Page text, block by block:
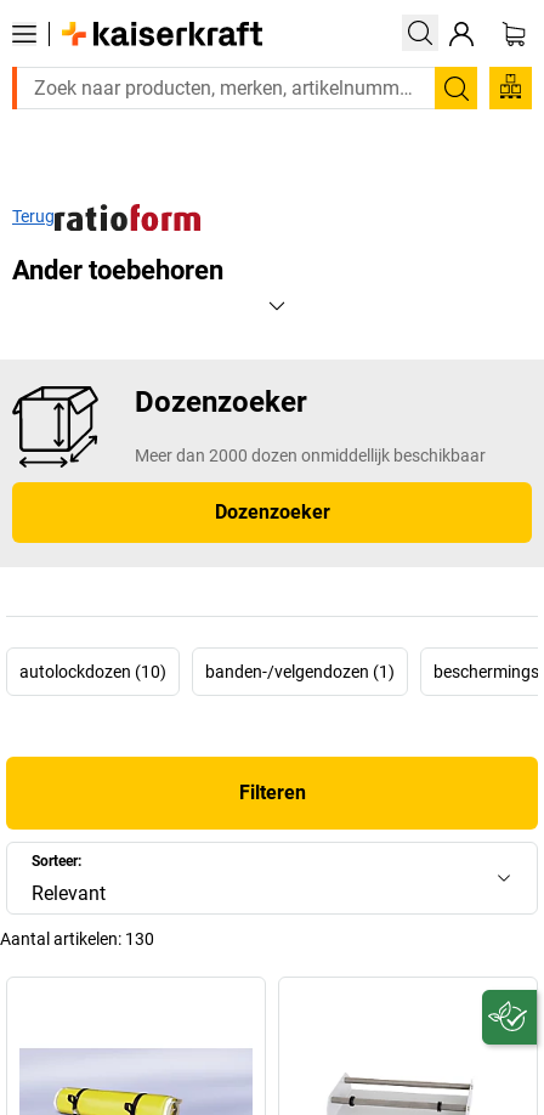
Zoeken
Terug
Ander toebehoren
Dozenzoeker
Meer dan 2000 dozen onmiddellijk beschikbaar
Dozenzoeker
autolockdozen (10) banden-/velgendozen (1)
Filteren
Sorteer:
Relevant
Aantal artikelen: 130